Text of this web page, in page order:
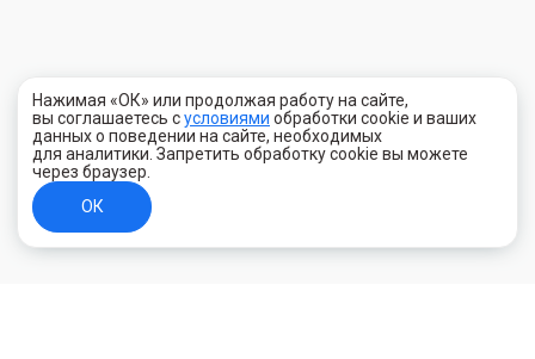
Нажимая «ОК» или продолжая работу на сайте,
вы соглашаетесь сусловиями обработки cookie и ваших
данных о поведении на сайте, необходимых
для аналитики. Запретить обработку cookie вы можете
через браузер.
ОК